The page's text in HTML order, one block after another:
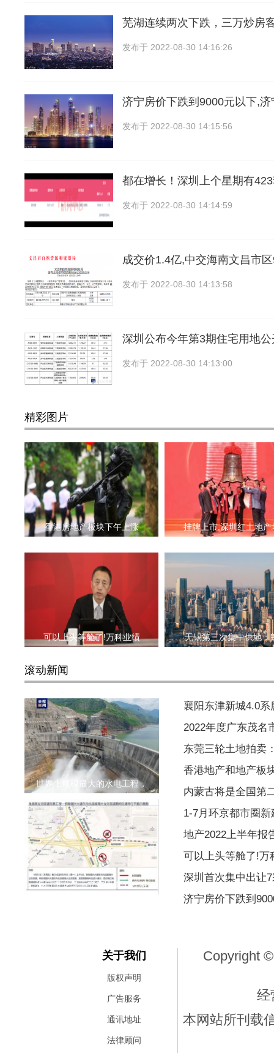
芜湖连续两次下跌，三万炒房
发布于 2022-08-30 14:16:26
济宁房价下跌到9000元以下,
发布于 2022-08-30 14:15:56
都在增长！深圳上个星期有
发布于 2022-08-30 14:14:59
成交价1.4亿,中交海南文昌市
发布于 2022-08-30 14:13:58
深圳公布今年第3期住宅用地
发布于 2022-08-30 14:13:00
精彩图片
香港房地产板块下午上涨 挂牌上市,深圳红土地产
可以上头等舱了!万科业绩 无锡第三次集中供地：
滚动新闻
世界上规模最大的水电工程，
海口市龙昆南立交匝道工程将
襄阳东津新城4.0
2022年度广东茂名
东莞三轮土地拍卖
香港地产和地产板
内蒙古将是全国第
1-7月环京都市圈
地产2022上半年报
可以上头等舱了!万
深圳首次集中出让
济宁房价下跌到
关于我们
版权声明
广告服务
通讯地址
法律顾问
Copyright
经
本网站所刊载